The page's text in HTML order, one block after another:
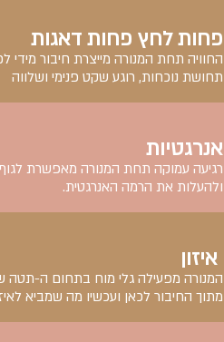
פחות לחץ פחות דאגות
החוויה תחת המנורה מייצרת חיבור מידי
תחושת נוכחות, רוגע שקט פנימי ושלווה
אנרגטיות
רגיעה עמוקה תחת המנורה מאפשרת לגוף
ולהעלות את הרמה האנרגטית.
איזון
המנורה מפעילה גלי מוח בתחום ה-תטה
מתוך החיבור לכאן ועכשיו מה שמביא